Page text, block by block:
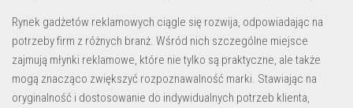
Rynek gadżetów reklamowych ciągle się rozwija, odpowiadając na
potrzeby firm z różnych branż. Wśród nich szczególne miejsce
zajmują młynki reklamowe, które nie tylko są praktyczne, ale także
mogą znacząco zwiększyć rozpoznawalność marki. Stawiając na
oryginalność i dostosowanie do indywidualnych potrzeb klienta,